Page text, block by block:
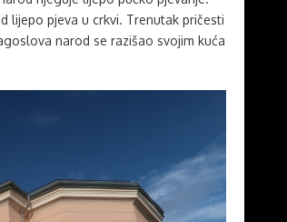
lijepo pjeva u crkvi. Trenutak pričesti
narod se razišao svojim kuća